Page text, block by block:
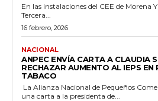
En las instalaciones del CEE de Morena
Tercera...
16 febrero, 2026
NACIONAL
ANPEC ENVÍA CARTA A CLAUDIA
RECHAZAR AUMENTO AL IEPS EN
TABACO
La Alianza Nacional de Pequeños
una carta a la presidenta de...